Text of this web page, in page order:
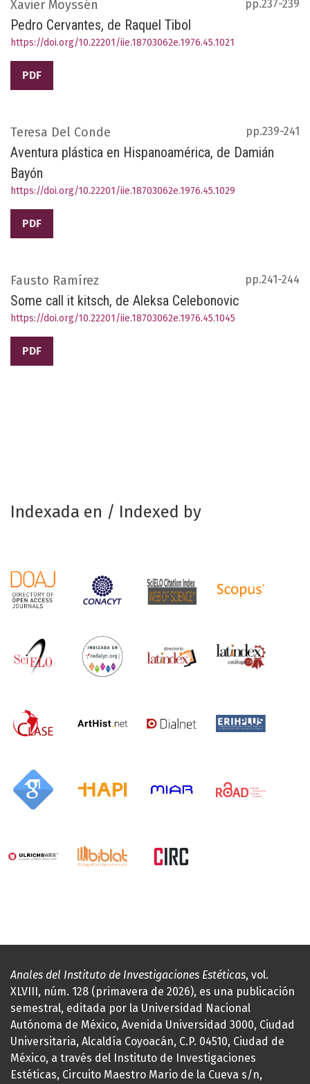
Xavier Moyssén pp.237-239
Pedro Cervantes, de Raquel Tibol
https://doi.org/10.22201/iie.18703062e.1976.45.1021
PDF
Teresa Del Conde pp.239-241
Aventura plástica en Hispanoamérica, de Damián
Bayón
https://doi.org/10.22201/iie.18703062e.1976.45.1029
PDF
Fausto Ramírez pp.241-244
Some call it kitsch, de Aleksa Celebonovic
https://doi.org/10.22201/iie.18703062e.1976.45.1045
PDF
Indexada en / Indexed by
Anales del Instituto de Investigaciones Estéticas, vol.
XLVIII, núm. 128 (primavera de 2026), es una publicación
semestral, editada por la Universidad Nacional
Autónoma de México, Avenida Universidad 3000, Ciudad
Universitaria, Alcaldía Coyoacán, C.P. 04510, Ciudad de
México, a través del Instituto de Investigaciones
Estéticas, Circuito Maestro Mario de la Cueva s/n,